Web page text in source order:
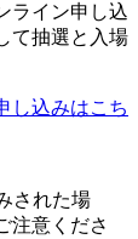
ライン申し込
て抽選と入場
し込みはこち
された場
注意くださ